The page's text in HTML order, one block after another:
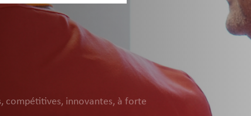
compétitives, innovantes, à forte